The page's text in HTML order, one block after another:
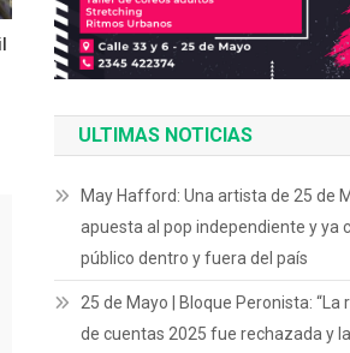
ULTIMAS NOTICIAS
May Hafford: Una artista de 25 de
apuesta al pop independiente y ya
público dentro y fuera del país
25 de Mayo | Bloque Peronista: “La
de cuentas 2025 fue rechazada y